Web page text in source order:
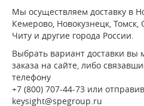
Мы осуществляем доставку в
Кемерово, Новокузнецк, Томск,
Читу и другие города России.
Выбрать вариант доставки
заказа на сайте, либо
телефону
+7 (800) 707-44-73 или
keysight@spegroup.ru